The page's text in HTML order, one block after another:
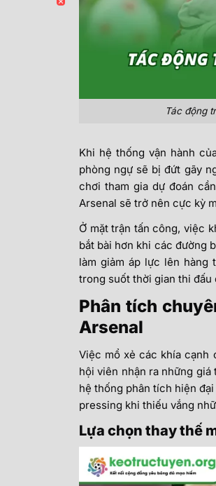
Tác động
Khi hệ thống vận hành
phòng ngự sẽ bị đứt gãy
chơi tham gia dự đoán
Arsenal sẽ trở nên cực kỳ
Ở mặt trận tấn công, việc
bắt bài hơn khi các đường
làm giảm áp lực lên hàng
trong suốt thời gian thi đấu
Phân tích
Arsenal
Việc mổ xẻ các khía cạnh
hội viên nhận ra những
hệ thống phân tích hiện
pressing khi thiếu vắng
Lựa chọn thay thế